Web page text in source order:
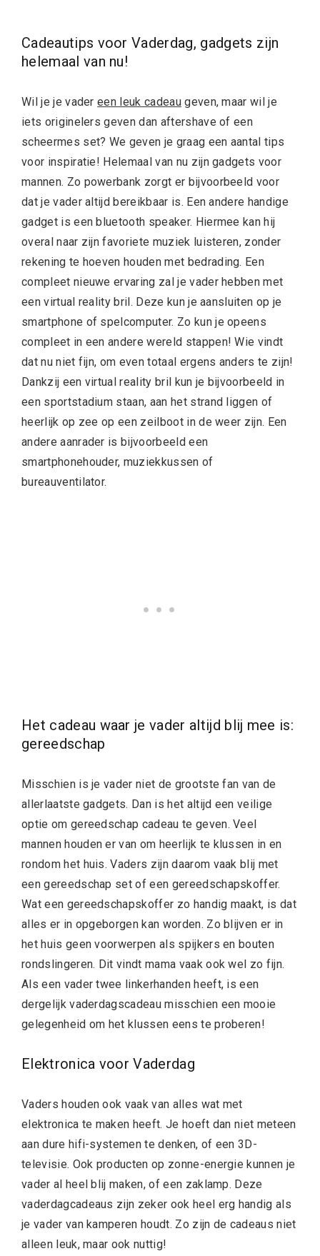
Cadeautips voor Vaderdag, gadgets zijn
helemaal van nu!
Wil je je vadereen leuk cadeaugeven, maar wil je
iets originelers geven dan aftershave of een
scheermes set? We geven je graag een aantal tips
voor inspiratie! Helemaal van nu zijn gadgets voor
mannen. Zo powerbank zorgt er bijvoorbeeld voor
dat je vader altijd bereikbaar is. Een andere handige
gadget is een bluetooth speaker. Hiermee kan hij
overal naar zijn favoriete muziek luisteren, zonder
rekening te hoeven houden met bedrading. Een
compleet nieuwe ervaring zal je vader hebben met
een virtual reality bril. Deze kun je aansluiten op je
smartphone of spelcomputer. Zo kun je opeens
compleet in een andere wereld stappen! Wie vindt
dat nu niet fijn, om even totaal ergens anders te zijn!
Dankzij een virtual reality bril kun je bijvoorbeeld in
een sportstadium staan, aan het strand liggen of
heerlijk op zee op een zeilboot in de weer zijn. Een
andere aanrader is bijvoorbeeld een
smartphonehouder, muziekkussen of
bureauventilator.
Het cadeau waar je vader altijd blij mee is:
gereedschap
Misschien is je vader niet de grootste fan van de
allerlaatste gadgets. Dan is het altijd een veilige
optie om gereedschap cadeau te geven. Veel
mannen houden er van om heerlijk te klussen in en
rondom het huis. Vaders zijn daarom vaak blij met
een gereedschap set of een gereedschapskoffer.
Wat een gereedschapskoffer zo handig maakt, is dat
alles er in opgeborgen kan worden. Zo blijven er in
het huis geen voorwerpen als spijkers en bouten
rondslingeren. Dit vindt mama vaak ook wel zo fijn.
Als een vader twee linkerhanden heeft, is een
dergelijk vaderdagscadeau misschien een mooie
gelegenheid om het klussen eens te proberen!
Elektronica voor Vaderdag
Vaders houden ook vaak van alles wat met
elektronica te maken heeft. Je hoeft dan niet meteen
aan dure hifi-systemen te denken, of een 3D-
televisie. Ook producten op zonne-energie kunnen je
vader al heel blij maken, of een zaklamp. Deze
vaderdagcadeaus zijn zeker ook heel erg handig als
je vader van kamperen houdt. Zo zijn de cadeaus niet
alleen leuk, maar ook nuttig!